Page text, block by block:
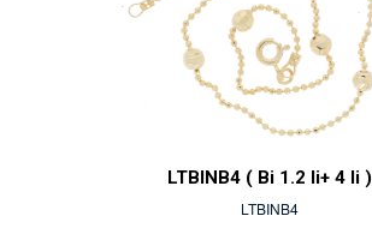
LTBINB4 ( Bi 1.2 li+ 4 li )
LTBINB4